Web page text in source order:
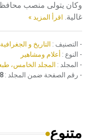
وكان يتولى منصب محافظ
غالية. اقرأ المزيد »
- التصنيف : التاريخ و الجغرافية
- النوع : أعلام ومشاهير
- المجلد : المجلد الخامس، طبعة 2002،
- رقم الصفحة ضمن المجلد :
متنوع